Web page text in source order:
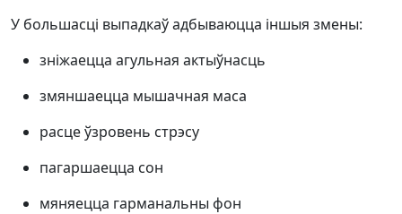
У большасці выпадкаў адбываюцца іншыя змены:
зніжаецца агульная актыўнасць
змяншаецца мышачная маса
расце ўзровень стрэсу
пагаршаецца сон
мяняецца гарманальны фон